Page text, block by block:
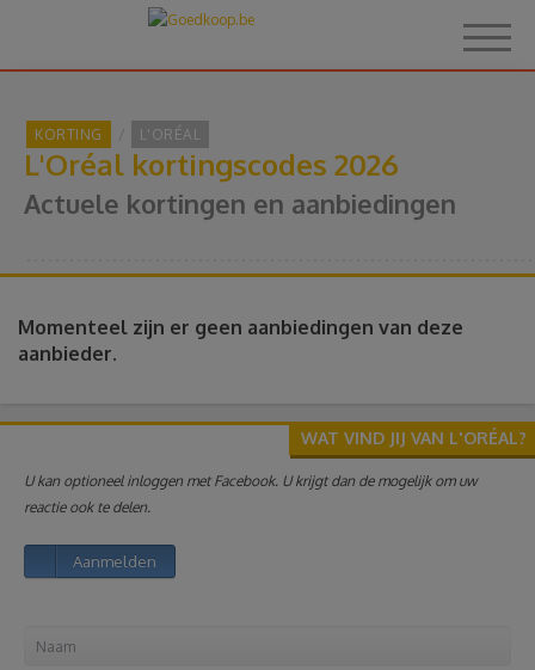
Hoe het werkt
Reviews
Reizen
Geldzaken
KORTING L'ORÉAL
L'Oréal kortingscodes 2026
Actuele kortingen en aanbiedingen
Momenteel zijn er geen aanbiedingen van deze
aanbieder.
WAT VIND JIJ VAN L'ORÉAL?
U kan optioneel inloggen met Facebook. U krijgt dan de mogelijk om uw
reactie ook te delen.
Aanmelden